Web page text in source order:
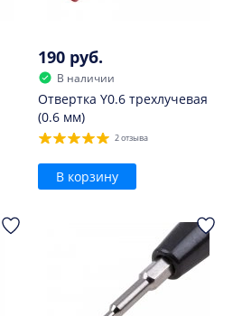
190 руб.
В наличии
Отвертка Y0.6 трехлучевая
(0.6 мм)
2 отзыва
В корзину